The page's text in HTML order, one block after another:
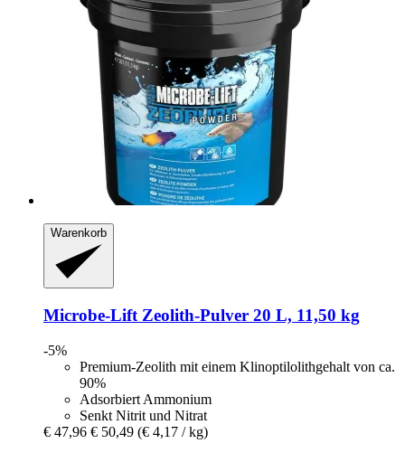
Warenkorb
Microbe-Lift Zeolith-​Pulver 20 L, 11,50 kg
-5%
Premium-Zeolith mit einem Klinoptilolithgehalt von ca.
90%
Adsorbiert Ammonium
Senkt Nitrit und Nitrat
€ 47,96 € 50,49 (€ 4,17 / kg)